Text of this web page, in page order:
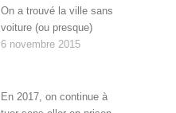
On a trouvé la ville sans
voiture (ou presque)
6 novembre 2015
En 2017, on continue à